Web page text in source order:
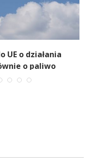
UE o działania
o paliwo